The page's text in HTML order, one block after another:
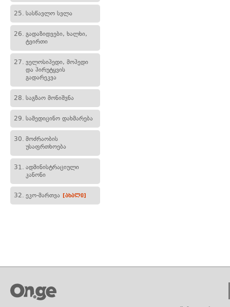
25. სასწავლო სვლა
26. გადაზიდვები, ხალხი,
ტვირთი
27. ველოსიპედი, მოპედი
და პირუტყვის
გადარეკვა
28. საგზაო მონიშვნა
29. სამედიცინო დახმარება
30. მოძრაობის
უსაფრთხოება
31. ადმინისტრაციული
კანონი
32. ეკო-მართვა [ახალი]